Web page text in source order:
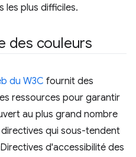
les plus difficiles.
des couleurs
du W3C fournit des
ressources pour garantir
au plus grand nombre
qui sous-tendent
d'accessibilité des